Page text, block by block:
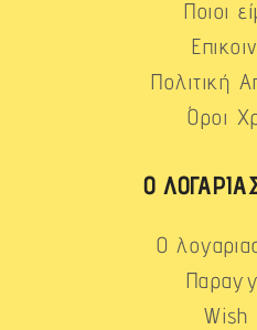
Ποιοι
Πολιτική
Όροι
Ο
Ο
Wish